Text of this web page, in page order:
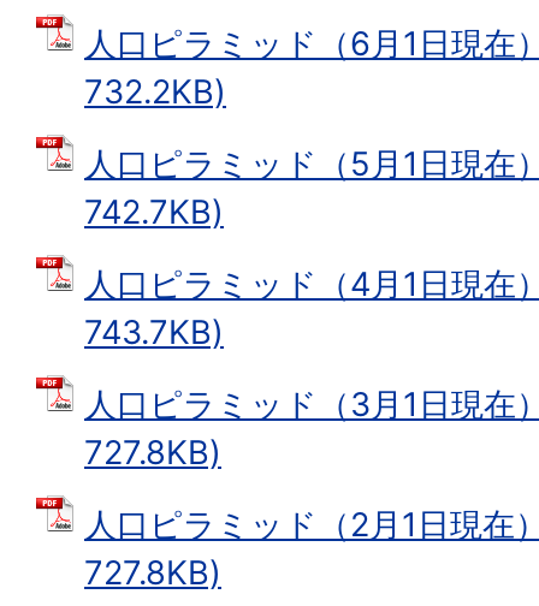
人口ピラミッド（6月1日現在
732.2KB)
人口ピラミッド（5月1日現在
742.7KB)
人口ピラミッド（4月1日現在
743.7KB)
人口ピラミッド（3月1日現在
727.8KB)
人口ピラミッド（2月1日現在
727.8KB)